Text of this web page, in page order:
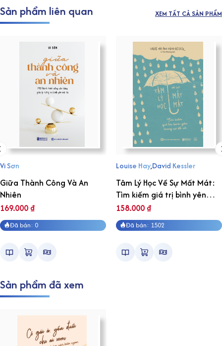
Sản phẩm liên quan XEM TẤT CẢ SẢN PHẨM
Vi Sơn
Giữa Thành Công Và An
Nhiên
169.000₫
Đã bán: 0
Louise Hay,David Kessler
Tâm Lý Học Về Sự Mất Mát:
Tìm kiếm giá trị bình yên
trong sự đổ vỡ
158.000₫
Đã bán: 1502
Sản phẩm đã xem